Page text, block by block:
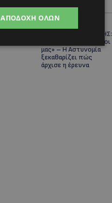
UPDATES
ΜΑΚΑΡΙΟΣ ΔΡΟΥΣΙΩΤΗΣ:
«Δεν ξεκινήσαμε μόνοι
μας» – Η Αστυνομία
ξεκαθαρίζει πώς
άρχισε η έρευνα
ΑΠΟΔΟΧΉ ΌΛΩΝ